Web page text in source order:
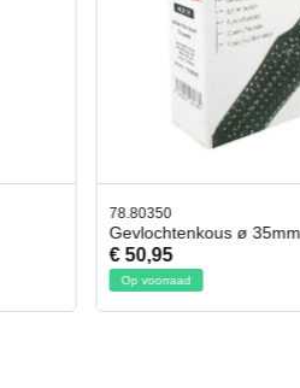
42.59551
Bit- en Doppenset
€ 19,95
Op voorraad